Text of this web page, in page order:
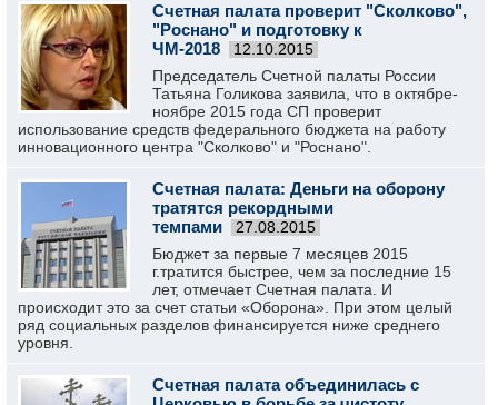
Счетная палата проверит "Сколково",
"Роснано" и подготовку к
ЧМ-2018
12.10.2015
Председатель Счетной палаты России
Татьяна Голикова заявила, что в октябре-
ноябре 2015 года СП проверит
использование средств федерального бюджета на работу
инновационного центра "Сколково" и "Роснано".
Счетная палата: Деньги на оборону
тратятся рекордными
темпами
27.08.2015
Бюджет за первые 7 месяцев 2015
г.тратится быстрее, чем за последние 15
лет, отмечает Счетная палата. И
происходит это за счет статьи «Оборона». При этом целый
ряд социальных разделов финансируется ниже среднего
уровня.
Счетная палата объединилась с